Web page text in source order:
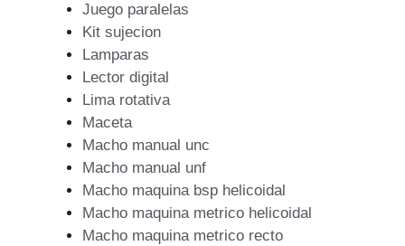
Juego paralelas
Kit sujecion
Lamparas
Lector digital
Lima rotativa
Maceta
Macho manual unc
Macho manual unf
Macho maquina bsp helicoidal
Macho maquina metrico helicoidal
Macho maquina metrico recto